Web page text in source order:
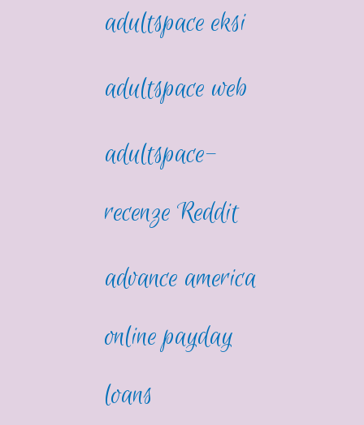
adultspace eksi
adultspace web
adultspace-
recenze Reddit
advance america
online payday
loans